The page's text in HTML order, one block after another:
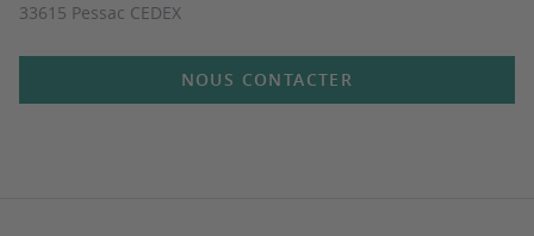
33615 Pessac CEDEX
NOUS CONTACTER